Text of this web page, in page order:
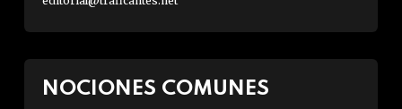
NOCIONES COMUNES